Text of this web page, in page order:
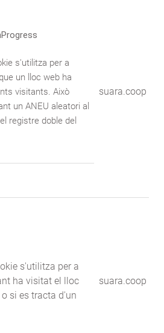
s'utilitza per a
un lloc web ha
visitants. Això
un ANEU aleatori al
registre doble del
suara.coop
s'utilitza per a
ha visitat el lloc
si es tracta d'un
suara.coop